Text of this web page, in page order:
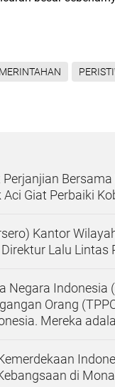
Giat Perbaiki
Kantor
Lalu Lintas
Negara Indonesia
Orang
Mereka
di